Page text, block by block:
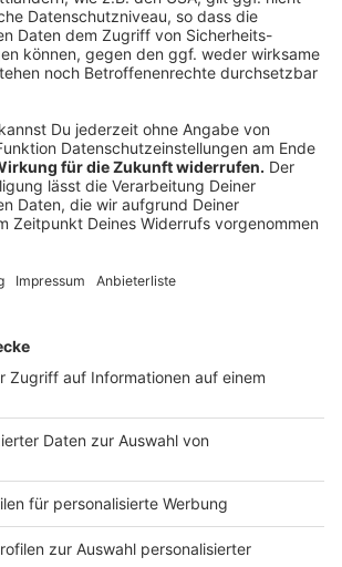
des Liedes werden für
verwendet und sind dazu beim
in eine Rücklage gestellt.
hatte in einem öffentlichen Aufruf
darüber informiert, dass sich der
Pilz vor seiner Amtszeit beim
in den 70er Jahren gegenüber
Fall Pilz wurde durch die
das Erzbistum mögliche weitere
aufgerufen, sich bei den
des Erzbistums zu
an.
Untersuchung hat das
am 29. November 2022 in Auftrag
Untersuchung war im Januar 2023.